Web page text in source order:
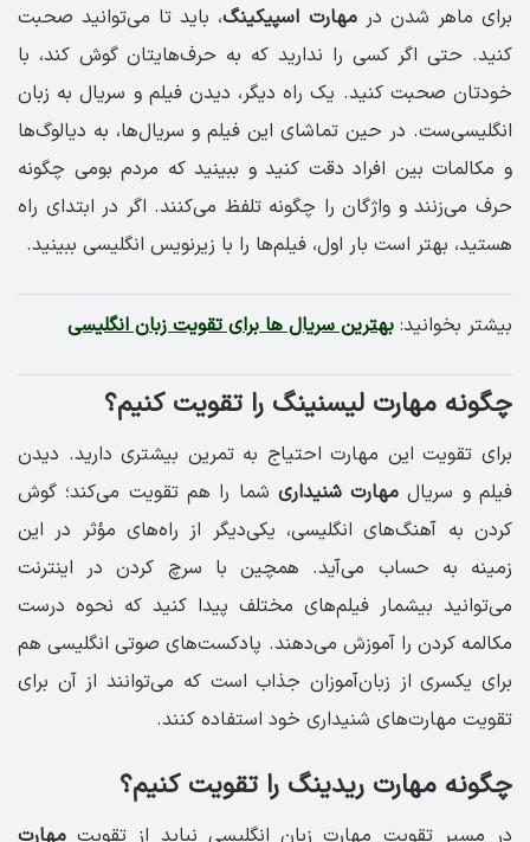
برای ماهر شدن درمهارت اسپیکینگ، باید تا می‌توانید صحبت
کنید. حتی اگر کسی را ندارید که به حرف‌هایتان گوش کند، با
خودتان صحبت کنید. یک راه دیگر، دیدن فیلم و سریال به زبان
انگلیسی‌ست. در حین تماشای این فیلم و سریال‌ها، به دیالوگ‌ها
و مکالمات بین افراد دقت کنید و ببینید که مردم بومی چگونه
حرف می‌زنند و واژگان را چگونه تلفظ می‌کنند. اگر در ابتدای راه
هستید، بهتر است بار اول، فیلم‌ها را با زیرنویس انگلیسی ببینید.
بیشتر بخوانید: بهترین سریال ها برای تقویت زبان انگلیسی
چگونه مهارت لیسنینگ را تقویت کنیم؟
برای تقویت این مهارت احتیاج به تمرین بیشتری دارید. دیدن
فیلم و سریال مهارت شنیداری شما را هم تقویت می‌کند؛ گوش
کردن به آهنگ‌های انگلیسی، یکی‌دیگر از راه‌‌های مؤثر در این
زمینه به حساب می‌آید. همچین با سرچ کردن در اینترنت
می‌توانید بیشمار فیلم‌های مختلف پیدا کنید که نحوه درست
مکالمه کردن را آموزش می‌دهند. پادکست‌های صوتی انگلیسی هم
برای یکسری از زبان‌آموزان جذاب است که می‌توانند از آن برای
تقویت مهارت‌های شنیداری خود استفاده کنند.
چگونه مهارت ریدینگ را تقویت کنیم؟
در مسیر تقویت مهارت زبان انگلیسی نباید از تقویتمهارت